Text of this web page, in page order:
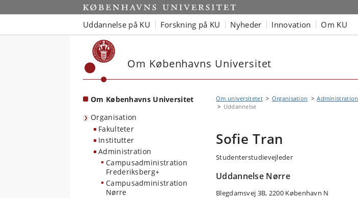
Start
Uddannelse på KU Forskning på KU Nyheder Innovation Om KU
Om Københavns Universitet
Om Københavns Universitet
Organisation
Fakulteter
Institutter
Administration
Campusadministration
Frederiksberg+
Campusadministration
Nørre
Om universitetet Organisation Administration
Uddannelse
Sofie Tran
Studenterstudievejleder
Uddannelse Nørre
Blegdamsvej 3B, 2200 København N